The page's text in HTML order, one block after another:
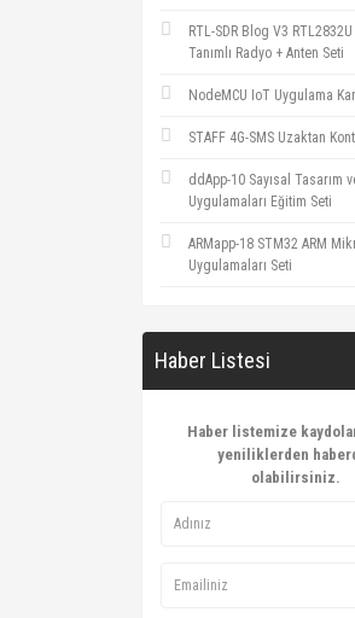
RTL-SDR Blog V3 RTL2832U
Tanımlı Radyo + Anten Seti
NodeMCU IoT Uygulama
STAFF 4G-SMS Uzaktan
ddApp-10 Sayısal Tasarım
Uygulamaları Eğitim Seti
ARMapp-18 STM32 ARM
Uygulamaları Seti
Haber Listesi
Haber listemize
yeniliklerden
olabilirsiniz.